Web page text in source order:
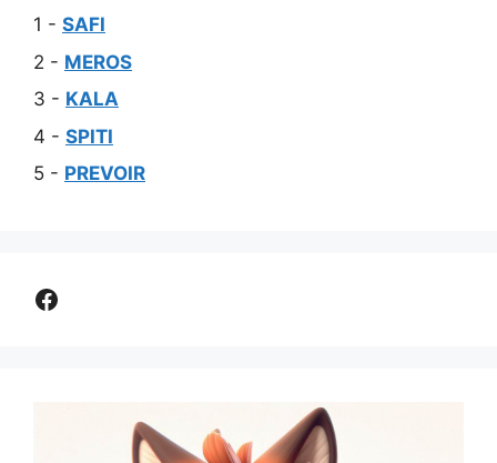
1 - SAFI
2 - MEROS
3 - KALA
4 - SPITI
5 - PREVOIR
Comparer assurance